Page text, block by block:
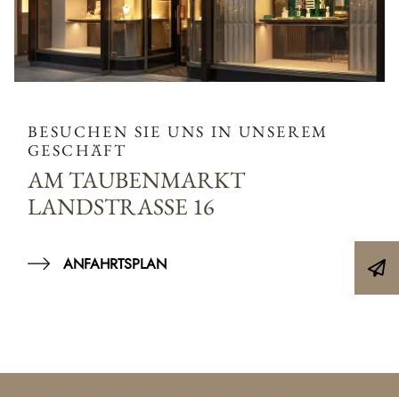
BESUCHEN SIE UNS IN UNSEREM
GESCHÄFT
AM TAUBENMARKT
LANDSTRASSE 16
ANFAHRTSPLAN